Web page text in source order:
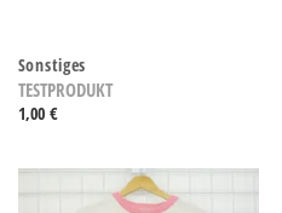
Sonstiges
TESTPRODUKT
1,00 €